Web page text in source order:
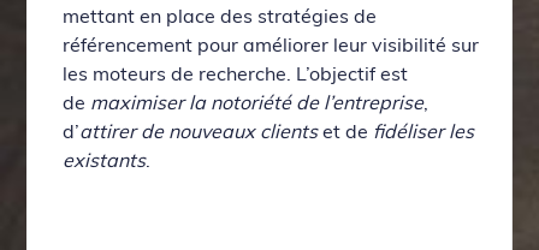
mettant en place des stratégies de
référencement pour améliorer leur visibilité sur
les moteurs de recherche. L’objectif est
de maximiser la notoriété de l’entreprise,
d’attirer de nouveaux clientset de fidéliser les
existants.